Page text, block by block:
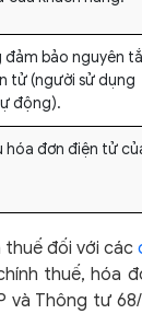
đảm bảo nguyên
tử (người sử dụng
động).
hóa đơn điện tử
thuế đối với các
thuế, hóa
và Thông tư